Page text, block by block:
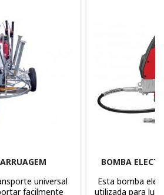
universal
facilmente
BOMBA
Esta bomba
utilizada para